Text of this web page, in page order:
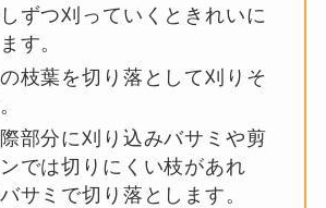
ずつ刈っていくときれいに
す。
枝葉を切り落として刈りそ
部分に刈り込みバサミや剪
では切りにくい枝があれ
サミで切り落とします。